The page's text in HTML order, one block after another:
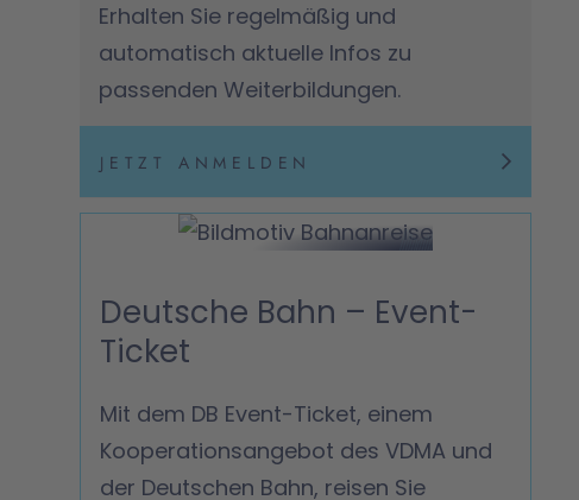
Erhalten Sie regelmäßig und
automatisch aktuelle Infos zu
passenden Weiterbildungen.
JETZT ANMELDEN
Deutsche Bahn – Event-
Ticket
Mit dem DB Event-Ticket, einem
Kooperationsangebot des VDMA und
der Deutschen Bahn, reisen Sie